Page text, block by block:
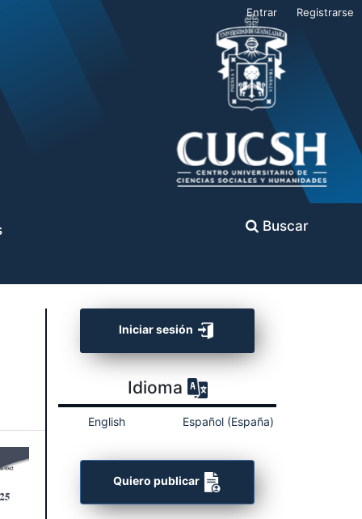
Buscar
Entrar Registrarse
Iniciar sesión
Idioma
English Español (España)
Quiero publicar